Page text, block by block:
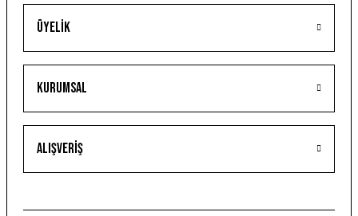
Üyelik
Kurumsal
Alışveriş